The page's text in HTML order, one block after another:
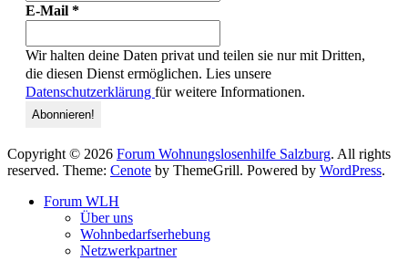
E-Mail *
Wir halten deine Daten privat und teilen sie nur mit Dritten,
die diesen Dienst ermöglichen. Lies unsere
Datenschutzerklärung für weitere Informationen.
Copyright © 2026 Forum Wohnungslosenhilfe Salzburg. All rights
reserved. Theme: Cenote by ThemeGrill. Powered by WordPress.
Forum WLH
Über uns
Wohnbedarfserhebung
Netzwerkpartner